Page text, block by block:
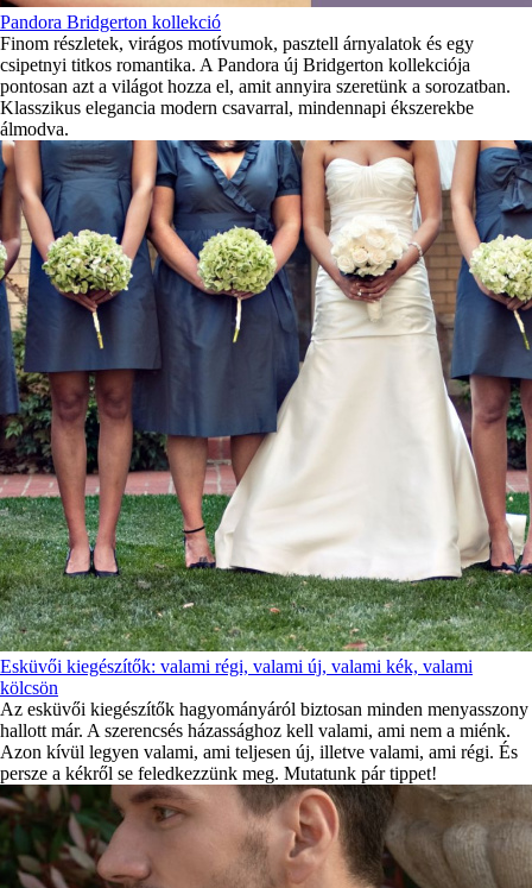
Pandora Bridgerton kollekció
Finom részletek, virágos motívumok, pasztell árnyalatok és egy
csipetnyi titkos romantika. A Pandora új Bridgerton kollekciója
pontosan azt a világot hozza el, amit annyira szeretünk a sorozatban.
Klasszikus elegancia modern csavarral, mindennapi ékszerekbe
álmodva.
Esküvői kiegészítők: valami régi, valami új, valami kék, valami
kölcsön
Az esküvői kiegészítők hagyományáról biztosan minden menyasszony
hallott már. A szerencsés házassághoz kell valami, ami nem a miénk.
Azon kívül legyen valami, ami teljesen új, illetve valami, ami régi. És
persze a kékről se feledkezzünk meg. Mutatunk pár tippet!